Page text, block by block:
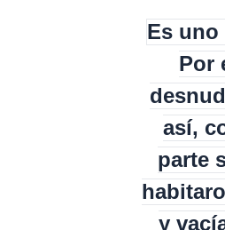
Es uno
Por
así,
parte
y